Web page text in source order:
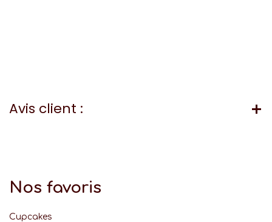
Avis client :
Nos favoris
Cupcakes